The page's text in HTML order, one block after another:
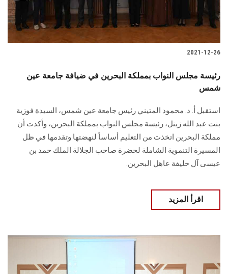
2021-12-26
رئيسة مجلس النواب بمملكة البحرين في ضيافة جامعة عين
شمس
استقبل أ. د. محمود المتيني رئيس جامعة عين شمس، السيدة فوزية
بنت عبد الله زينل، رئيسة مجلس النواب بمملكة البحرين، وأكدت أن
مملكة البحرين اتخذت من التعليم أساساً لنهضتها وتقدمها في ظل
المسيرة التنموية الشاملة لحضرة صاحب الجلالة الملك حمد بن
عيسى آل خليفة عاهل البحرين.
اقرأ المزيد